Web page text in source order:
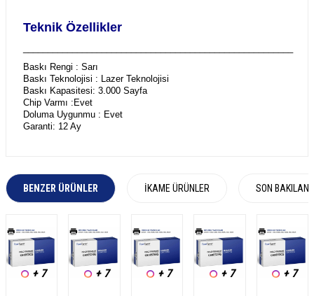
Teknik Özellikler
Baskı Rengi : Sarı
Baskı Teknolojisi : Lazer Teknolojisi
Baskı Kapasitesi: 3.000 Sayfa
Chip Varmı :Evet
Doluma Uygunmu : Evet
Garanti: 12 Ay
BENZER ÜRÜNLER İKAME ÜRÜNLER SON
+ 7 + 7 + 7 + 7 + 7